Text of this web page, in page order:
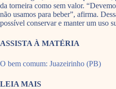
da torneira como sem valor.
não usamos para beber”, afirma.
possível conservar e manter um uso
ASSISTA À MATÉRIA
O bem comum: Juazeirinho (PB)
LEIA MAIS